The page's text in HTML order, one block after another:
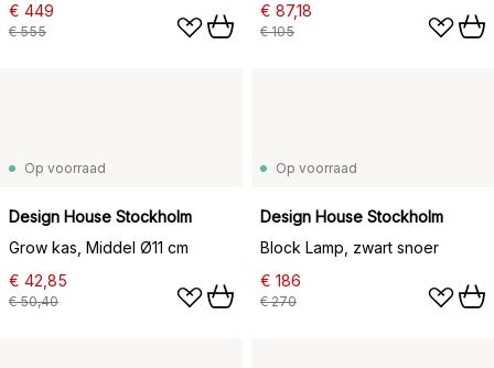
€ 449
€ 555
€ 87,18
€ 105
Op voorraad
Design House Stockholm
Grow kas, Middel Ø11 cm
€ 42,85
€ 50,40
Op voorraad
Design House Stockholm
Block Lamp, zwart snoer
€ 186
€ 270